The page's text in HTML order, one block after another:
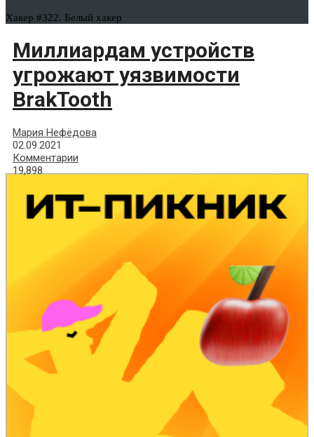
Хакер #322. Белый хакер
Миллиардам устройств
угрожают уязвимости
BrakTooth
Мария Нефёдова
02.09.2021
Комментарии
19,898